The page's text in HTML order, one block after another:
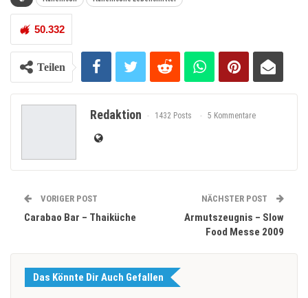
50.332
Teilen
Redaktion 1432 Posts 5 Kommentare
VORIGER POST
Carabao Bar – Thaiküche
NÄCHSTER POST
Armutszeugnis – Slow
Food Messe 2009
Das Könnte Dir Auch Gefallen